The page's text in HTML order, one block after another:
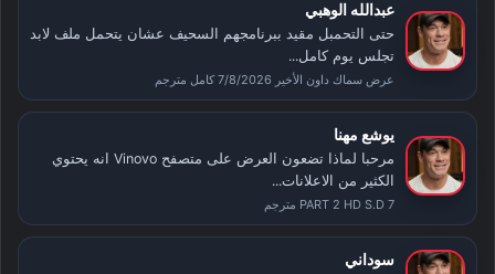
عبدالله الوهبي
حتى التحمبل مقيد ببرنامجهم السحيف عشان يتحمل ملف لابد
تجلس يوم كامل...
عرض سماك داون الأخير 7/8/2026 كامل مترجم
يوشع مهنا
مرحبا لماذا تضعون العرض على متصفح Vinovo انه يحتوي
الكثير من الاعلانات...
PART 2 HD S.D 7 مترجم
سوداني